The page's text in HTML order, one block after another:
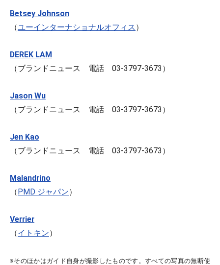
Betsey Johnson
（ユーインターナショナルオフィス ）
DEREK LAM
（ブランドニュース 電話 03-3797-3673）
Jason Wu
（ブランドニュース 電話 03-3797-3673）
Jen Kao
（ブランドニュース 電話 03-3797-3673）
Malandrino
（PMD ジャパン）
Verrier
（イトキン）
※そのほかはガイド自身が撮影したものです。すべての写真の無断使